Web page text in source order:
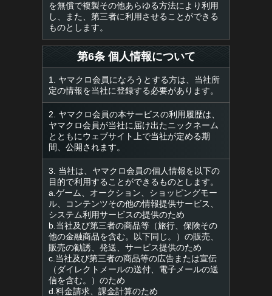
を無償で複製その他あらゆる方法により利用
し、また、第三者に利用させることができる
ものとします。
第6条 個人情報について
1. ヤマクロ会員になろうとする方は、当社所
定の情報を当社に登録する必要があります。
2. ヤマクロ会員の本サービスの利用履歴は、
ヤマクロ会員が当社に届け出たニックネーム
とともにウェブサイト上で当社が定める期
間、公開されます。
3. 当社は、ヤマクロ会員の個人情報を以下の
目的で利用することができるものとします。
a.ゲーム、オークション、ショッピングモー
ル、コンテンツその他の情報提供サービス、
システム利用サービスの提供のため
b.当社及び第三者の商品等（旅行、保険その
他の金融商品を含む。以下同じ。）の販売、
販売の勧誘、発送、サービス提供のため
c.当社及び第三者の商品等の広告または宣伝
（ダイレクトメールの送付、電子メールの送
信を含む。）のため
d.料金請求、課金計算のため